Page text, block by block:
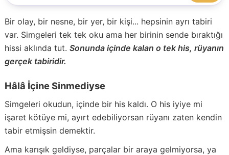
Bir olay, bir nesne, bir yer, bir kişi... hepsinin ayrı tabiri
var. Simgeleri tek tek oku ama her birinin sende bıraktığı
hissi aklında tut. Sonunda içinde kalan o tek his, rüyanın
gerçek tabiridir.
Hâlâ İçine Sinmediyse
Simgeleri okudun, içinde bir his kaldı. O his iyiye mi
işaret kötüye mi, ayırt edebiliyorsan rüyanı zaten kendin
tabir etmişsin demektir.
Ama karışık geldiyse, parçalar bir araya gelmiyorsa, ya